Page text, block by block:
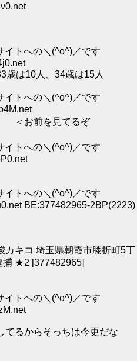
イトへの＼(^o^)／です
歳は10人、34歳は15人
イトへの＼(^o^)／です
てるぞ
イトへの＼(^o^)／です
イトへの＼(^o^)／です
BE:377482965-2BP(2223)
カキコ 埼玉県朝霞市膝折町5丁
捕 ★2 [377482965]
イトへの＼(^o^)／です
てるからそっちは今更だな